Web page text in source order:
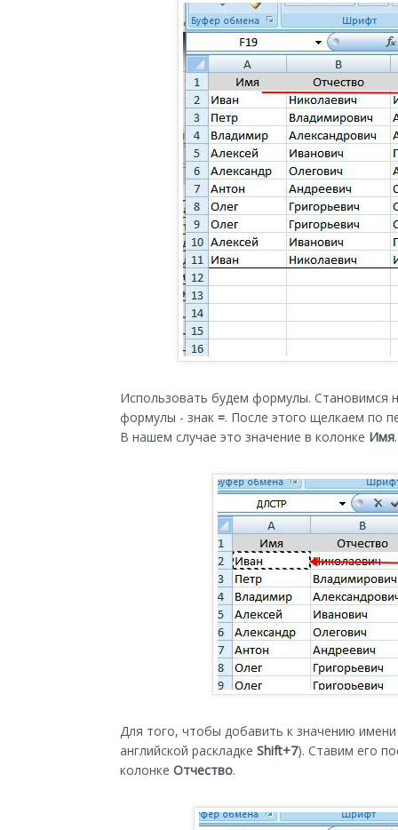
Использовать будем формулы. Становимся
формулы - знак =. После этого щелкаем по
В нашем случае это значение в колонке Имя.
Для того, чтобы добавить к значению
английской раскладке Shift+7). Ставим его
колонке Отчество.